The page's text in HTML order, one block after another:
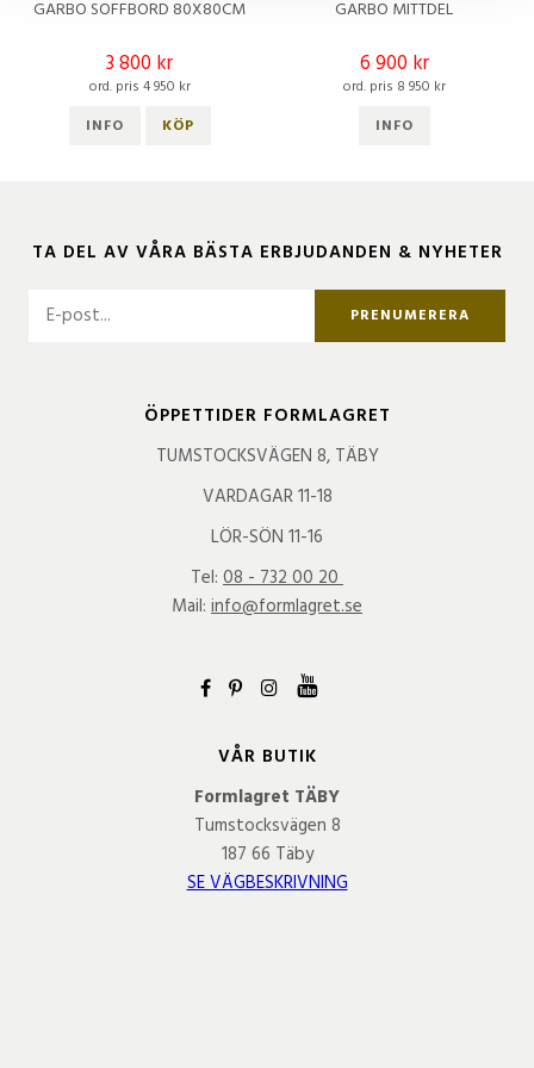
GARBO SOFFBORD 80X80CM
3 800 kr
ord. pris 4 950 kr
INFO
KÖP
GARBO MITTDEL
6 900 kr
ord. pris 8 950 kr
INFO
TA DEL AV VÅRA BÄSTA ERBJUDANDEN & NYHETER
PRENUMERERA
ÖPPETTIDER FORMLAGRET
TUMSTOCKSVÄGEN 8, TÄBY
VARDAGAR 11-18
LÖR-SÖN 11-16
Tel: 08 - 732 00 20
Mail: info@formlagret.se
VÅR BUTIK
Formlagret TÄBY
Tumstocksvägen 8
187 66 Täby
SE VÄGBESKRIVNING